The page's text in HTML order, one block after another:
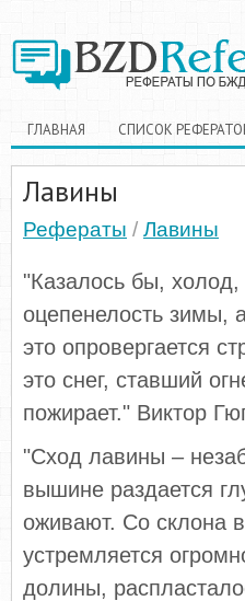
ГЛАВНАЯ СПИСОК
Лавины
Рефераты / Лавины
"Казалось бы,
оцепенелость зимы,
это опровергается
это снег, ставший
пожирает." Виктор
"Сход лавины –
вышине раздается
оживают. Со склона
устремляется
долины,